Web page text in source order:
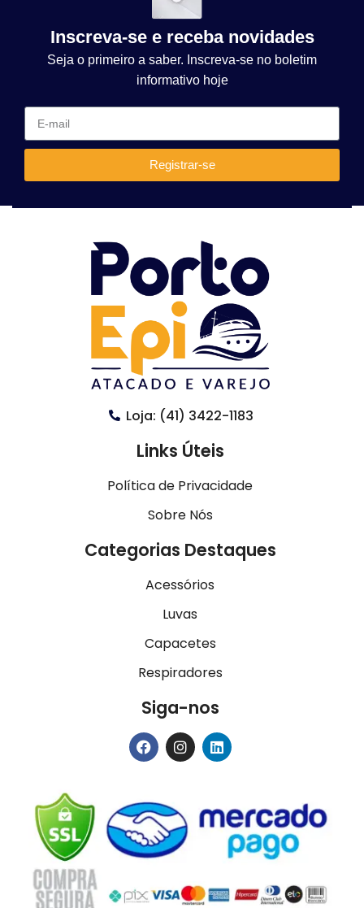
Inscreva-se e receba novidades
Seja o primeiro a saber. Inscreva-se no boletim
informativo hoje
Registrar-se
Loja: (41) 3422-1183
Links Úteis
Política de Privacidade
Sobre Nós
Categorias Destaques
Acessórios
Luvas
Capacetes
Respiradores
Siga-nos